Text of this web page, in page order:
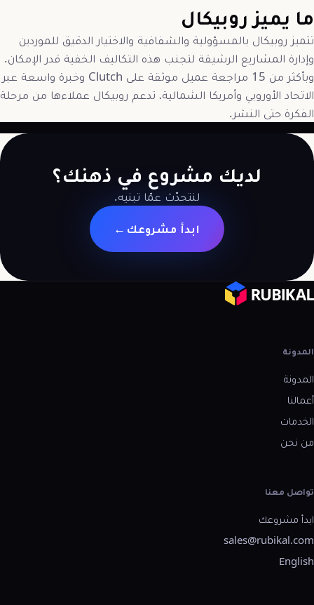
ما يميز روبيكال
تتميز روبيكال بالمسؤولية والشفافية والاختيار الدقيق للموردين
وإدارة المشاريع الرشيقة لتجنب هذه التكاليف الخفية قدر الإمكان.
وبأكثر من 15 مراجعة عميل موثقة على Clutch وخبرة واسعة عبر
الاتحاد الأوروبي وأمريكا الشمالية، تدعم روبيكال عملاءها من مرحلة
الفكرة حتى النشر.
لديك مشروع في ذهنك؟
لنتحدّث عمّا تبنيه.
ابدأ مشروعك →
المدونة
المدونة
أعمالنا
الخدمات
من نحن
تواصل معنا
ابدأ مشروعك
sales@rubikal.com
English